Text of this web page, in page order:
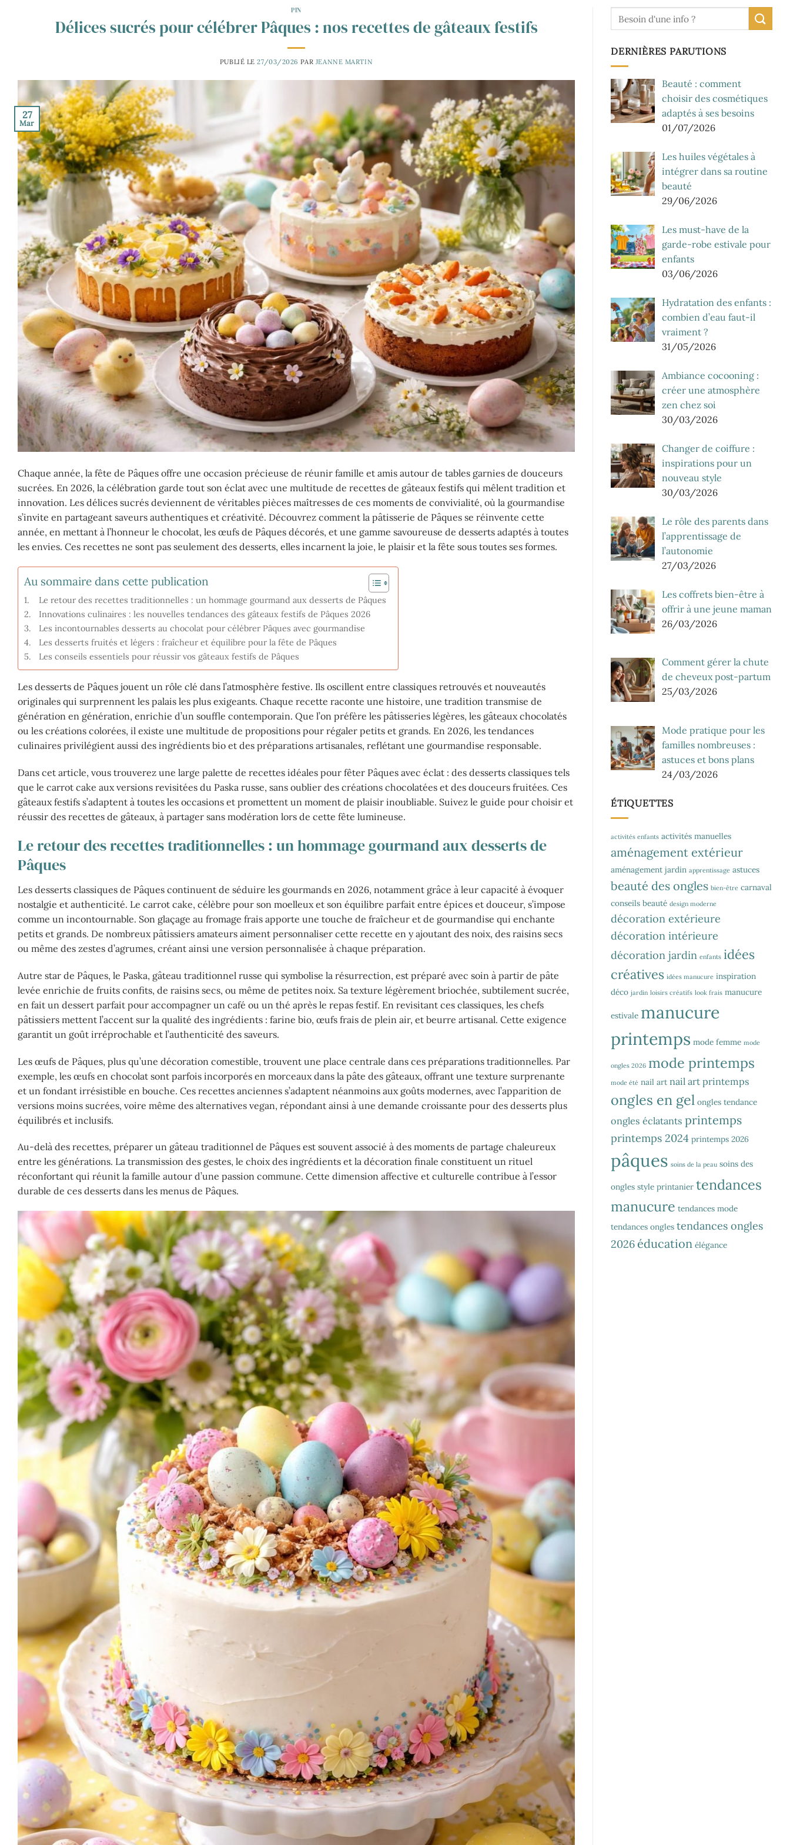
PIN
Délices sucrés pour célébrer Pâques : nos recettes de gâteaux festifs
PUBLIÉ LE27/03/2026 PAR JEANNE MARTIN
27
Mar
Chaque année, la fête de Pâques offre une occasion précieuse de réunir famille et amis autour de tables garnies de douceurs
sucrées. En 2026, la célébration garde tout son éclat avec une multitude de recettes de gâteaux festifs qui mêlent tradition et
innovation. Les délices sucrés deviennent de véritables pièces maîtresses de ces moments de convivialité, où la gourmandise
s’invite en partageant saveurs authentiques et créativité. Découvrez comment la pâtisserie de Pâques se réinvente cette
année, en mettant à l’honneur le chocolat, les œufs de Pâques décorés, et une gamme savoureuse de desserts adaptés à toutes
les envies. Ces recettes ne sont pas seulement des desserts, elles incarnent la joie, le plaisir et la fête sous toutes ses formes.
Au sommaire dans cette publication
Le retour des recettes traditionnelles : un hommage gourmand aux desserts de Pâques
Innovations culinaires : les nouvelles tendances des gâteaux festifs de Pâques 2026
Les incontournables desserts au chocolat pour célébrer Pâques avec gourmandise
Les desserts fruités et légers : fraîcheur et équilibre pour la fête de Pâques
Les conseils essentiels pour réussir vos gâteaux festifs de Pâques
Les desserts de Pâques jouent un rôle clé dans l’atmosphère festive. Ils oscillent entre classiques retrouvés et nouveautés
originales qui surprennent les palais les plus exigeants. Chaque recette raconte une histoire, une tradition transmise de
génération en génération, enrichie d’un souffle contemporain. Que l’on préfère les pâtisseries légères, les gâteaux chocolatés
ou les créations colorées, il existe une multitude de propositions pour régaler petits et grands. En 2026, les tendances
culinaires privilégient aussi des ingrédients bio et des préparations artisanales, reflétant une gourmandise responsable.
Dans cet article, vous trouverez une large palette de recettes idéales pour fêter Pâques avec éclat : des desserts classiques tels
que le carrot cake aux versions revisitées du Paska russe, sans oublier des créations chocolatées et des douceurs fruitées. Ces
gâteaux festifs s’adaptent à toutes les occasions et promettent un moment de plaisir inoubliable. Suivez le guide pour choisir et
réussir des recettes de gâteaux, à partager sans modération lors de cette fête lumineuse.
Le retour des recettes traditionnelles : un hommage gourmand aux desserts de
Pâques
Les desserts classiques de Pâques continuent de séduire les gourmands en 2026, notamment grâce à leur capacité à évoquer
nostalgie et authenticité. Le carrot cake, célèbre pour son moelleux et son équilibre parfait entre épices et douceur, s’impose
comme un incontournable. Son glaçage au fromage frais apporte une touche de fraîcheur et de gourmandise qui enchante
petits et grands. De nombreux pâtissiers amateurs aiment personnaliser cette recette en y ajoutant des noix, des raisins secs
ou même des zestes d’agrumes, créant ainsi une version personnalisée à chaque préparation.
Autre star de Pâques, le Paska, gâteau traditionnel russe qui symbolise la résurrection, est préparé avec soin à partir de pâte
levée enrichie de fruits confits, de raisins secs, ou même de petites noix. Sa texture légèrement briochée, subtilement sucrée,
en fait un dessert parfait pour accompagner un café ou un thé après le repas festif. En revisitant ces classiques, les chefs
pâtissiers mettent l’accent sur la qualité des ingrédients : farine bio, œufs frais de plein air, et beurre artisanal. Cette exigence
garantit un goût irréprochable et l’authenticité des saveurs.
Les œufs de Pâques, plus qu’une décoration comestible, trouvent une place centrale dans ces préparations traditionnelles. Par
exemple, les œufs en chocolat sont parfois incorporés en morceaux dans la pâte des gâteaux, offrant une texture surprenante
et un fondant irrésistible en bouche. Ces recettes anciennes s’adaptent néanmoins aux goûts modernes, avec l’apparition de
versions moins sucrées, voire même des alternatives vegan, répondant ainsi à une demande croissante pour des desserts plus
équilibrés et inclusifs.
Au-delà des recettes, préparer un gâteau traditionnel de Pâques est souvent associé à des moments de partage chaleureux
entre les générations. La transmission des gestes, le choix des ingrédients et la décoration finale constituent un rituel
réconfortant qui réunit la famille autour d’une passion commune. Cette dimension affective et culturelle contribue à l’essor
durable de ces desserts dans les menus de Pâques.
DERNIÈRES PARUTIONS
Beauté : comment
choisir des cosmétiques
adaptés à ses besoins
01/07/2026
Les huiles végétales à
intégrer dans sa routine
beauté
29/06/2026
Les must-have de la
garde-robe estivale pour
enfants
03/06/2026
Hydratation des enfants :
combien d’eau faut-il
vraiment ?
31/05/2026
Ambiance cocooning :
créer une atmosphère
zen chez soi
30/03/2026
Changer de coiffure :
inspirations pour un
nouveau style
30/03/2026
Le rôle des parents dans
l’apprentissage de
l’autonomie
27/03/2026
Les coffrets bien-être à
offrir à une jeune maman
26/03/2026
Comment gérer la chute
de cheveux post-partum
25/03/2026
Mode pratique pour les
familles nombreuses :
astuces et bons plans
24/03/2026
ÉTIQUETTES
activités enfants activités manuelles
aménagement extérieur
aménagement jardin apprentissage astuces
beauté des ongles bien-être carnaval
conseils beauté design moderne
décoration extérieure
décoration intérieure
décoration jardin enfants idées
créatives idées manucure inspiration
déco jardin loisirs créatifs look frais manucure
estivale manucure
printemps mode femme mode
ongles 2026 mode printemps
mode été nail art nail art printemps
ongles en gel ongles tendance
ongles éclatants printemps
printemps 2024 printemps 2026
pâques soins de la peau soins des
ongles style printanier tendances
manucure tendances mode
tendances ongles tendances ongles
2026 éducation élégance